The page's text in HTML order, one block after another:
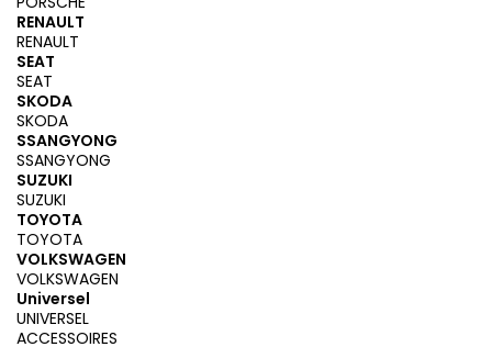
RENAULT
RENAULT
SEAT
SEAT
SKODA
SKODA
SSANGYONG
SSANGYONG
SUZUKI
SUZUKI
TOYOTA
TOYOTA
VOLKSWAGEN
VOLKSWAGEN
Universel
UNIVERSEL
ACCESSOIRES